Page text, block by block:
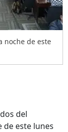
noche de este
del
este lunes